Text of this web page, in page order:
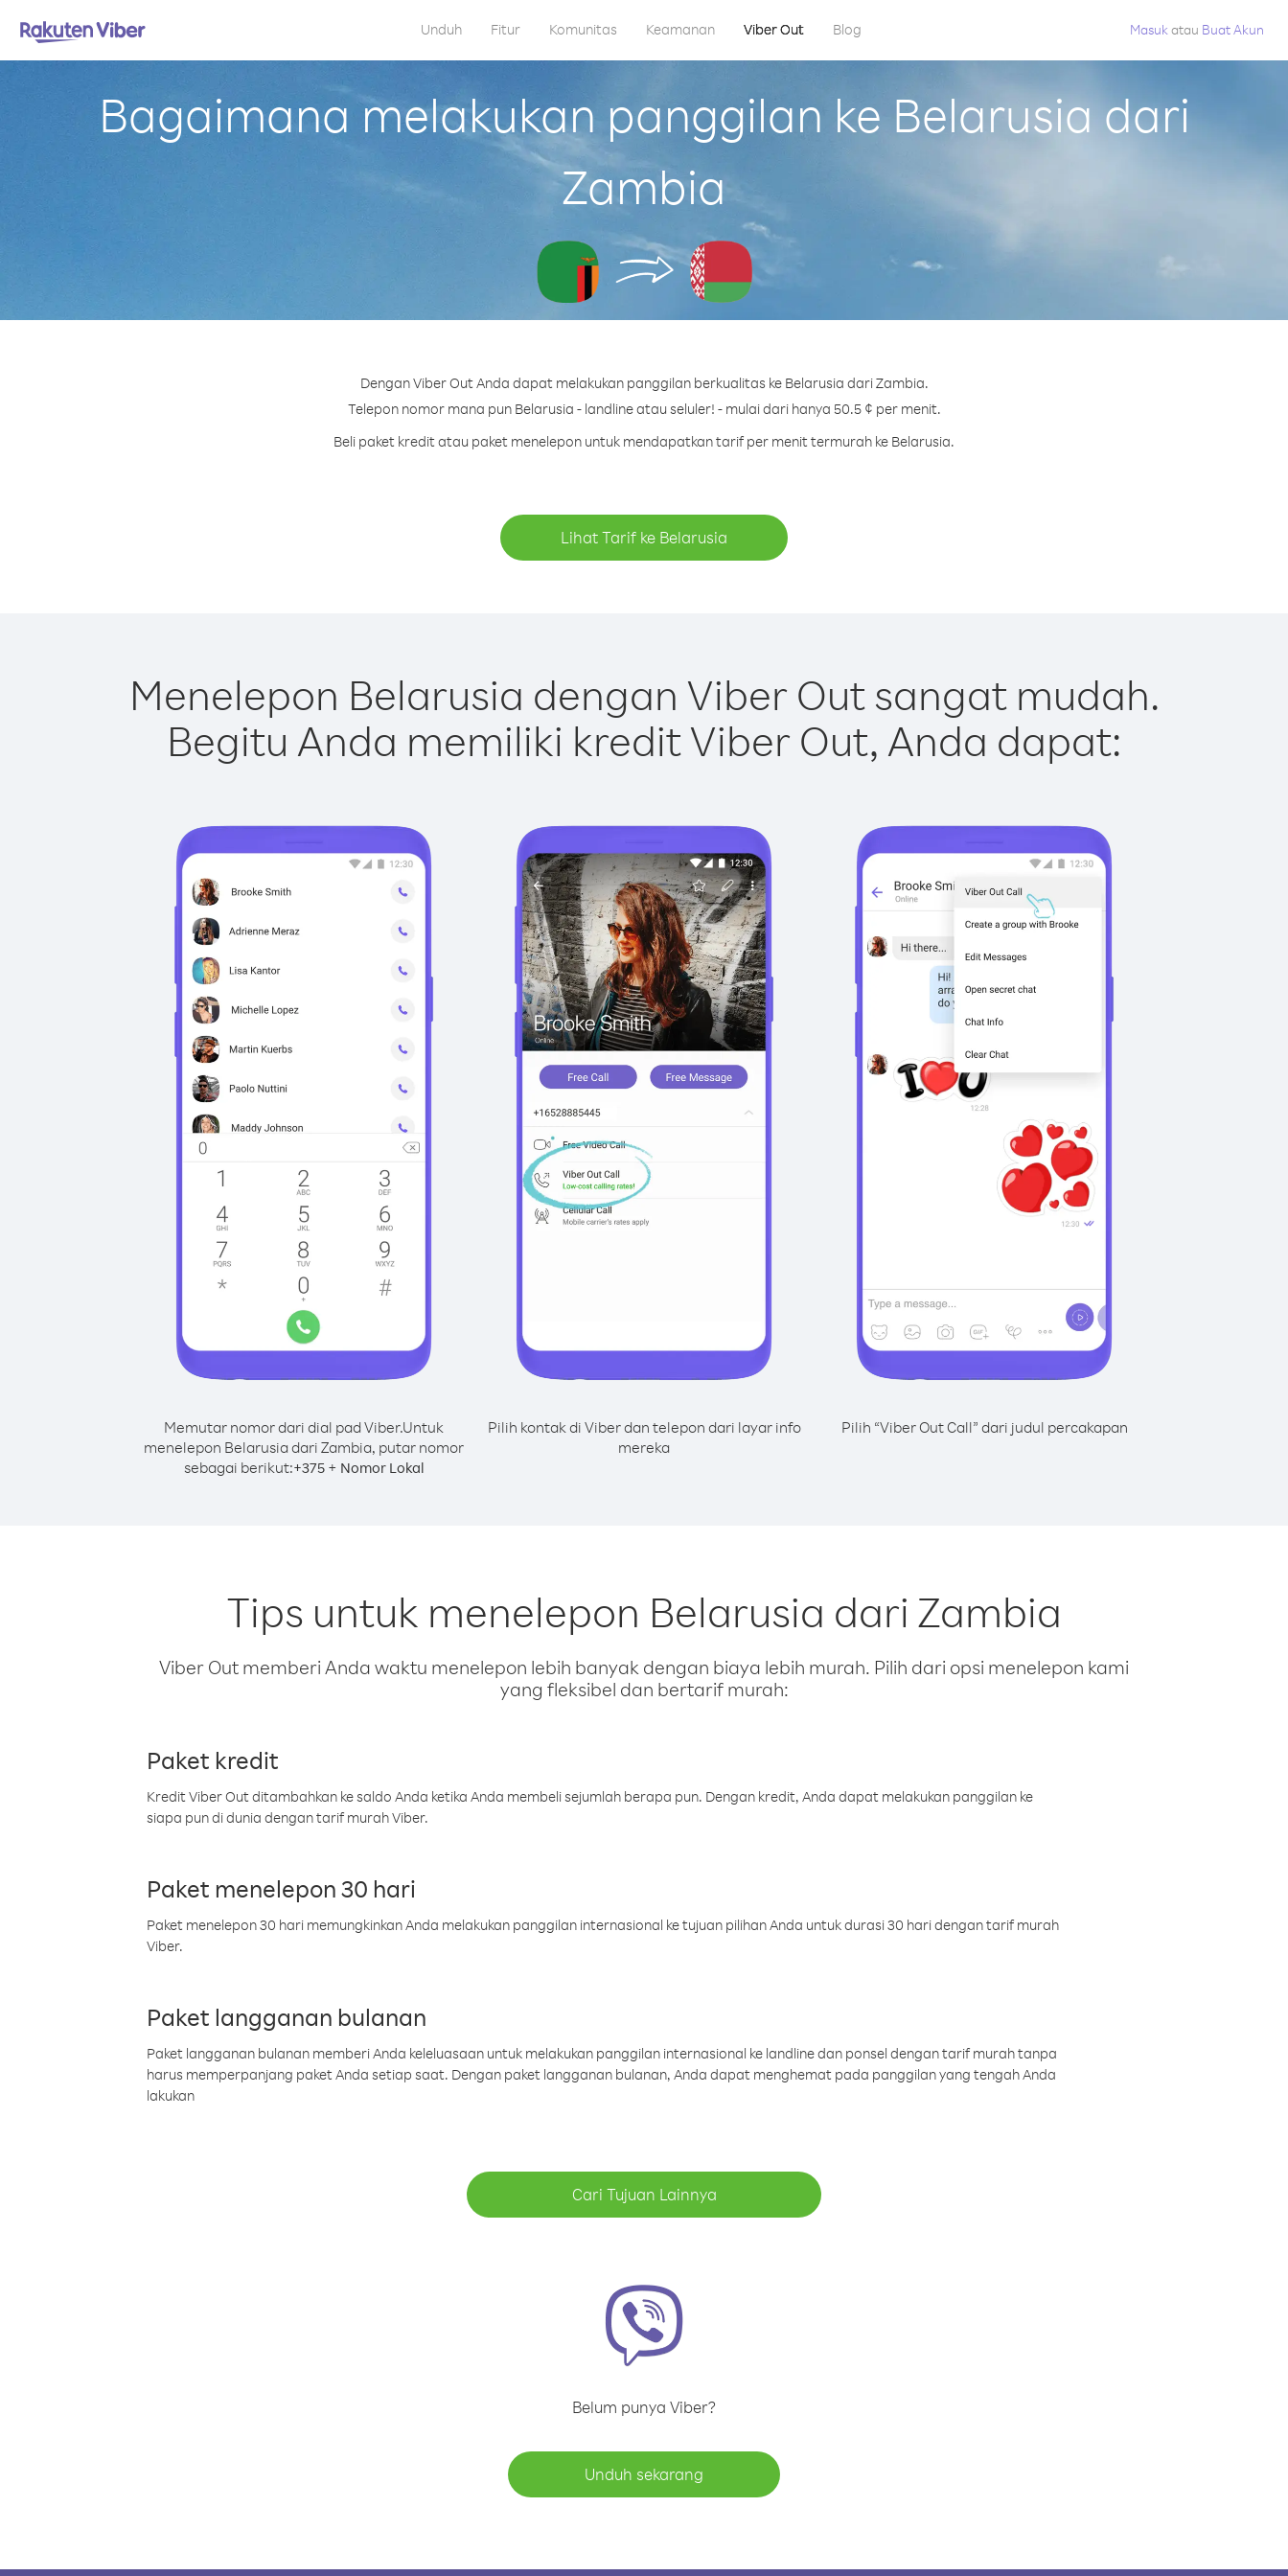
Unduh Fitur Komunitas Keamanan Viber Out Blog Masuk atau Buat Akun
Bagaimana melakukan panggilan ke Belarusia dari
Zambia
Dengan Viber Out Anda dapat melakukan panggilan berkualitas ke Belarusia dari Zambia.
Telepon nomor mana pun Belarusia - landline atau seluler! - mulai dari hanya 50.5 ¢ per menit.
Beli paket kredit atau paket menelepon untuk mendapatkan tarif per menit termurah ke Belarusia.
Lihat Tarif ke Belarusia
Menelepon Belarusia dengan Viber Out sangat mudah.
Begitu Anda memiliki kredit Viber Out, Anda dapat:
Memutar nomor dari dial pad Viber.Untuk
menelepon Belarusia dari Zambia, putar nomor
sebagai berikut:+375+ Nomor Lokal
Pilih kontak di Viber dan telepon dari layar info
mereka
Pilih “Viber Out Call” dari judul percakapan
Tips untuk menelepon Belarusia dari Zambia
Viber Out memberi Anda waktu menelepon lebih banyak dengan biaya lebih murah. Pilih dari opsi menelepon kami
yang fleksibel dan bertarif murah:
Paket kredit
Kredit Viber Out ditambahkan ke saldo Anda ketika Anda membeli sejumlah berapa pun. Dengan kredit, Anda dapat melakukan panggilan ke
siapa pun di dunia dengan tarif murah Viber.
Paket menelepon 30 hari
Paket menelepon 30 hari memungkinkan Anda melakukan panggilan internasional ke tujuan pilihan Anda untuk durasi 30 hari dengan tarif murah
Viber.
Paket langganan bulanan
Paket langganan bulanan memberi Anda keleluasaan untuk melakukan panggilan internasional ke landline dan ponsel dengan tarif murah tanpa
harus memperpanjang paket Anda setiap saat. Dengan paket langganan bulanan, Anda dapat menghemat pada panggilan yang tengah Anda
lakukan
Cari Tujuan Lainnya
Belum punya Viber?
Unduh sekarang